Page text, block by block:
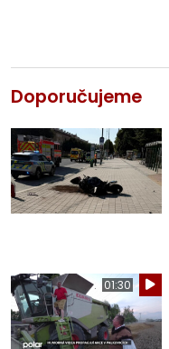
Doporučujeme
01:30